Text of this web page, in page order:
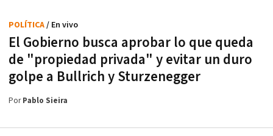
El Gobierno busca aprobar lo que queda
de "propiedad privada" y evitar un duro
golpe a Bullrich y Sturzenegger
POLÍTICA/ En vivo
PorPablo Sieira